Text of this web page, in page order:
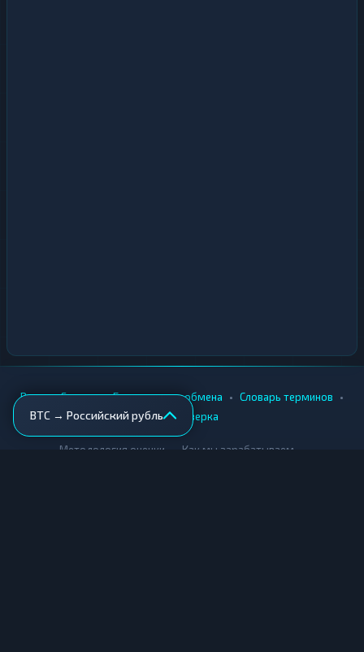
BTC → Российский рубль
Вики • Города • Безопасность обмена • Словарь терминов •
AML-проверка
Методология оценки Как мы зарабатываем